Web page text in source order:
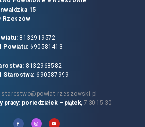
15
Rzeszów
8132919572
Powiatu: 690581413
8132968582
Starostwa: 690587999
starostwo@powiat.rzeszowski.pl
pracy: poniedziałek – piątek, 7:30-15:30